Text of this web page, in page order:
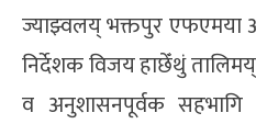
ज्याझ्वलय् भक्तपुर एफएमया
निर्देशक विजय हाछेँथुं
व अनुशासनपूर्वक सहभागि